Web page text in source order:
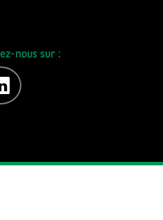
nous sur :
linkedin